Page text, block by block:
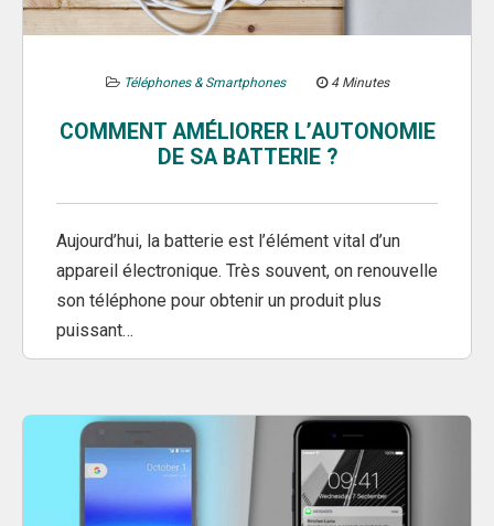
Téléphones & Smartphones 4 Minutes
COMMENT AMÉLIORER L’AUTONOMIE
DE SA BATTERIE ?
Aujourd’hui, la batterie est l’élément vital d’un
appareil électronique. Très souvent, on renouvelle
son téléphone pour obtenir un produit plus
puissant…